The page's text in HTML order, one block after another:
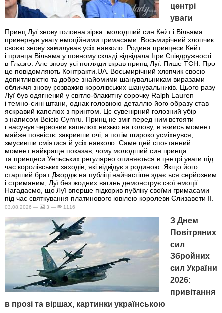
центрі
уваги
Принц Луї знову головна зірка: молодший син Кейт і Вільяма
привернув увагу емоційними гримасами. Восьмирічний хлопчик
своєю знову замилував усіх навколо. Родина принцеси Кейт
і принца Вільяма у повному складі відвідала Ігри Співдружності
в Глазго. Але знову усі погляди вкрав принц Луї. Пише ТСН. Про
це повідомляють Контракти.UA. Восьмирічний хлопчик своєю
допитливістю та добре знайомими шанувальникам виразами
обличчя знову розважив королівських шанувальників. Цього разу
Луї був одягнений у світло-блакитну сорочку Ralph Lauren
і темно-сині штани, однак головною деталлю його образу став
яскравий капелюх з принтом. Це сувенірний головний убір
з написом Beicio Cymru. Принц не зміг перед ним встояти
і насунув червоний капелюх низько на голову, в якийсь момент
майже повністю закривши очі, а потім широко усміхнувся,
змусивши сміятися й усіх навколо. Саме цей спонтанний
момент найкраще показав, чому молодший син принца
та принцеси Уельських регулярно опиняється в центрі уваги під
час королівських заходів, які відвідує з родиною. Якщо його
старший брат Джордж на публіці найчастіше здається серйозним
і стриманим, Луї без жодних вагань демонструє свої емоції.
Нагадаємо, що Луї вперше підкорив публіку своїми гримасами
під час святкування платинового ювілею королеви Єлизавети II.
03.08.2026 — 3 — 1116
З Днем
Повітряних
сил
Збройних
сил України
2026:
привітання
в прозі та віршах, картинки українською